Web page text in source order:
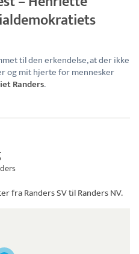
til den erkendelse, at der ikke
og mit hjerte for mennesker
Randers.
fra Randers SV til Randers NV.